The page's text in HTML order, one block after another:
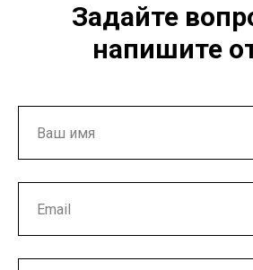
Задайте
напишите